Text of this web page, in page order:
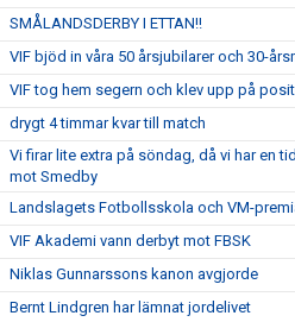
SMÅLANDSDERBY I ETTAN!!
VIF bjöd in våra 50 årsjubilarer och 30-
VIF tog hem segern och klev upp på
drygt 4 timmar kvar till match
Vi firar lite extra på söndag, då vi har en
mot Smedby
Landslagets Fotbollsskola och VM-
VIF Akademi vann derbyt mot FBSK
Niklas Gunnarssons kanon avgjorde
Bernt Lindgren har lämnat jordelivet